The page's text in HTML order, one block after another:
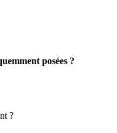
posées ?
?